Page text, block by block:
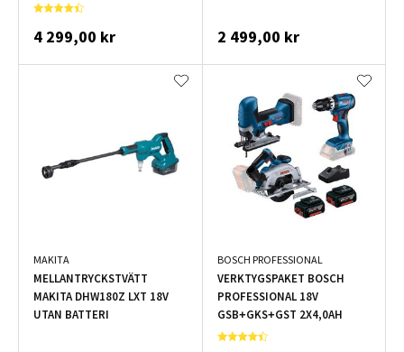
4 299,00 kr 2 499,00 kr
MAKITA
MELLANTRYCKSTVÄTT
MAKITA DHW180Z LXT 18V
UTAN BATTERI
BOSCH PROFESSIONAL
VERKTYGSPAKET BOSCH
PROFESSIONAL 18V
GSB+GKS+GST 2X4,0AH